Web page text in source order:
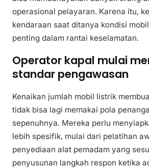
operasional pelayaran. Karena itu,
kendaraan saat ditanya kondisi
penting dalam rantai keselamatan.
Operator kapal mulai
standar pengawasan
Kenaikan jumlah mobil listrik
tidak bisa lagi memakai pola
sepenuhnya. Mereka perlu
lebih spesifik, mulai dari pelatihan
penyediaan alat pemadam yang
penyusunan langkah respon ketika